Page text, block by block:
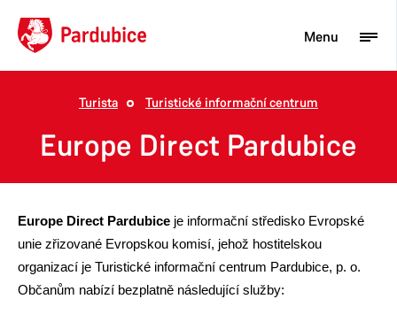
Podnikatel
Město
Turista Turistické informační centrum
Europe Direct Pardubice
Europe Direct Pardubice je informační středisko Evropské
unie zřizované Evropskou komisí, jehož hostitelskou
organizací je Turistické informační centrum Pardubice, p. o.
Občanům nabízí bezplatně následující služby:
Menu